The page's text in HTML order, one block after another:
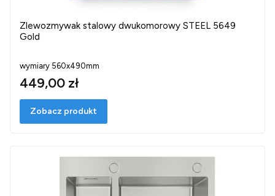
Zlewozmywak stalowy dwukomorowy STEEL 5649
Gold
wymiary 560x490mm
449,00 zł
Zobacz produkt